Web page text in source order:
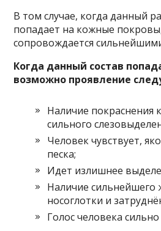
В том случае, когда данный
попадает на кожные
сопровождается
Когда данный состав
возможно проявление
Наличие
сильного
Человек чувствует,
песка;
Идет излишнее
Наличие сильнейшего
носоглотки и
Голос человека сильно